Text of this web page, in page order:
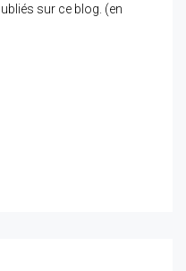
sur ce blog. (en